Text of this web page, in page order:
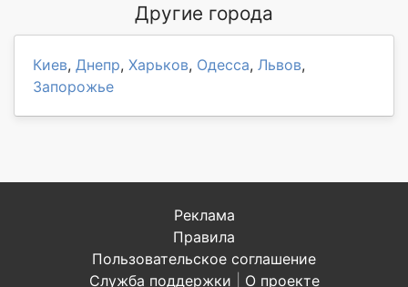
Другие города
Киев, Днепр, Харьков, Одесса, Львов,
Запорожье
Реклама
Правила
Пользовательское соглашение
Служба поддержки
О проекте